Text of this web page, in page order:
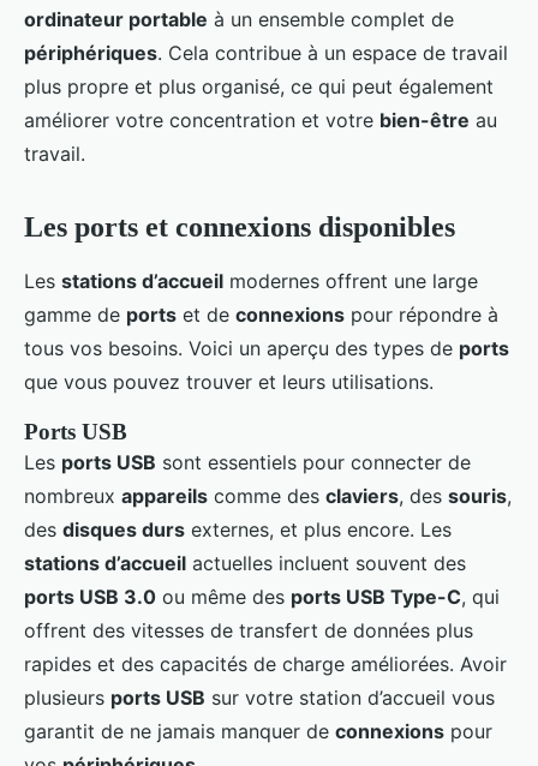
ordinateur portable à un ensemble complet de
périphériques. Cela contribue à un espace de travail
plus propre et plus organisé, ce qui peut également
améliorer votre concentration et votre bien-être au
travail.
Les ports et connexions disponibles
Les stations d’accueil modernes offrent une large
gamme de ports et de connexions pour répondre à
tous vos besoins. Voici un aperçu des types de ports
que vous pouvez trouver et leurs utilisations.
Ports USB
Les ports USB sont essentiels pour connecter de
nombreux appareils comme des claviers, des souris,
des disques durs externes, et plus encore. Les
stations d’accueil actuelles incluent souvent des
ports USB 3.0 ou même des ports USB Type-C, qui
offrent des vitesses de transfert de données plus
rapides et des capacités de charge améliorées. Avoir
plusieurs ports USB sur votre station d’accueil vous
garantit de ne jamais manquer de connexions pour